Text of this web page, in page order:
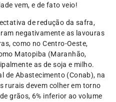
vem, e de fato veio!
de redução da safra,
negativamente as lavouras
como no Centro-Oeste,
Matopiba (Maranhão,
as de soja e milho.
de Abastecimento (Conab), na
rurais devem colher em torno
grãos, 6% inferior ao volume